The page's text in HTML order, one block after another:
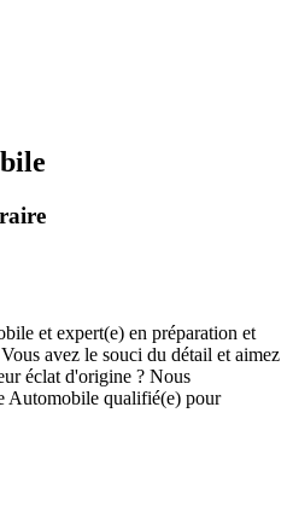
et expert(e) en préparation et
avez le souci du détail et aimez
éclat d'origine ? Nous
Automobile qualifié(e) pour